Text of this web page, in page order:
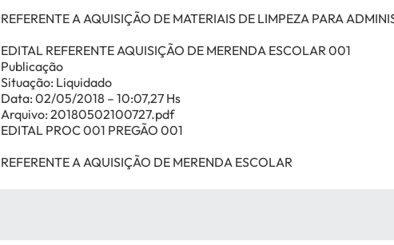
REFERENTE A AQUISIÇÃO DE MATERIAIS DE LIMPEZA PARA
EDITAL REFERENTE AQUISIÇÃO DE MERENDA ESCOLAR 001
Publicação
Situação: Liquidado
Data: 02/05/2018 – 10:07,27 Hs
Arquivo: 20180502100727.pdf
EDITAL PROC 001 PREGÃO 001
REFERENTE A AQUISIÇÃO DE MERENDA ESCOLAR